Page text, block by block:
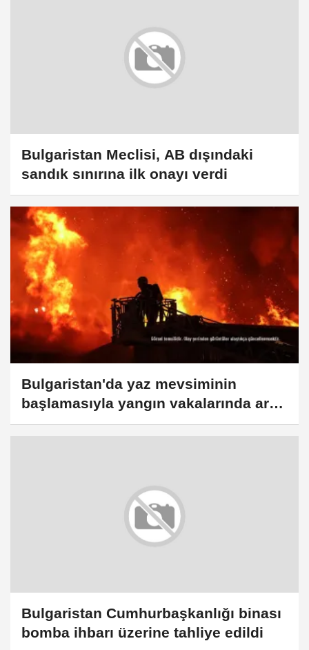
Bulgaristan Meclisi, AB dışındaki
sandık sınırına ilk onayı verdi
Bulgaristan'da yaz mevsiminin
başlamasıyla yangın vakalarında artış
yaşandı
Bulgaristan Cumhurbaşkanlığı binası
bomba ihbarı üzerine tahliye edildi